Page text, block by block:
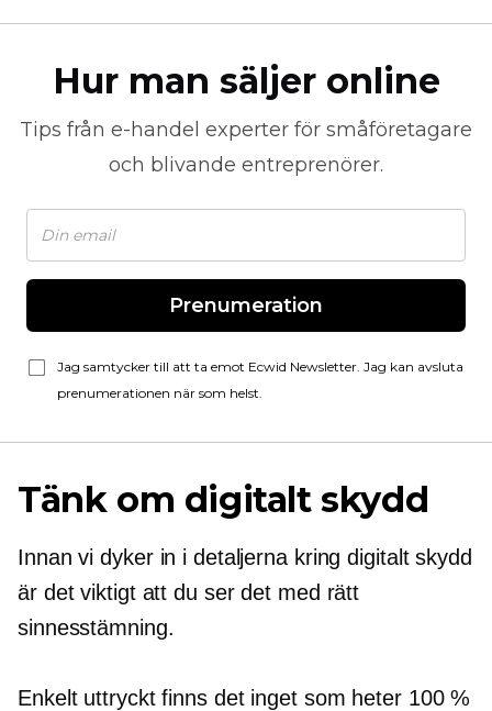
Hur man säljer online
Tips från e-handel experter för småföretagare
och blivande entreprenörer.
Prenumeration
Jag samtycker till att ta emot Ecwid Newsletter. Jag kan avsluta
prenumerationen när som helst.
Tänk om digitalt skydd
Innan vi dyker in i detaljerna kring digitalt skydd
är det viktigt att du ser det med rätt
sinnesstämning.
Enkelt uttryckt finns det inget som heter 100 %